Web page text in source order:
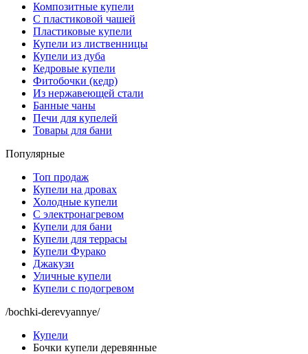
Композитные купели
С пластиковой чашей
Пластиковые купели
Купели из лиственницы
Купели из дуба
Кедровые купели
Фитобочки (кедр)
Из нержавеющей стали
Банные чаны
Печи для купелей
Товары для бани
Популярные
Топ продаж
Купели на дровах
Холодные купели
С электронагревом
Купели для бани
Купели для террасы
Купели Фурако
Джакузи
Уличные купели
Купели с подогревом
/bochki-derevyannye/
Купели
Бочки купели деревянные